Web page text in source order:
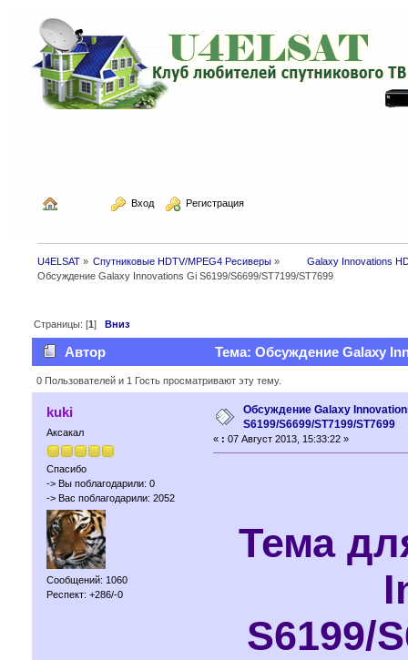
Вход Регистрация
U4ELSAT» Спутниковые HDTV/MPEG4 Ресиверы »
Galaxy Innovations
Обсуждение Galaxy Innovations Gi S6199/S6699/ST7199/ST7699
Страницы: [1] Вниз
Автор Тема: Обсуждение Galaxy
0 Пользователей и 1 Гость просматривают эту тему.
kuki
Аксакал
Спасибо
-> Вы поблагодарили: 0
-> Вас поблагодарили: 2052
Сообщений: 1060
Респект: +286/-0
Обсуждение Galaxy
S6199/S6699/ST7199/ST7699
« : 07 Август 2013, 15:33:22 »
Тема
S6199/